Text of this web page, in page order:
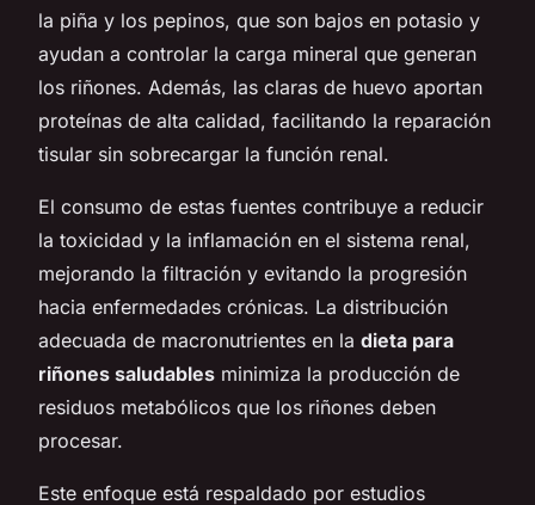
la piña y los pepinos, que son bajos en potasio y
ayudan a controlar la carga mineral que generan
los riñones. Además, las claras de huevo aportan
proteínas de alta calidad, facilitando la reparación
tisular sin sobrecargar la función renal.
El consumo de estas fuentes contribuye a reducir
la toxicidad y la inflamación en el sistema renal,
mejorando la filtración y evitando la progresión
hacia enfermedades crónicas. La distribución
adecuada de macronutrientes en la dieta para
riñones saludables minimiza la producción de
residuos metabólicos que los riñones deben
procesar.
Este enfoque está respaldado por estudios